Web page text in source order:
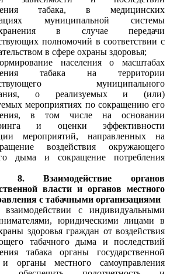
табака, в медицинских
муниципальной системы
в случае передачи
полномочий в соответствии с
в сфере охраны здоровья;
населения о масштабах
табака на территории
муниципального
о реализуемых и (или)
мероприятиях по сокращению его
в том числе на основании
и оценки эффективности
мероприятий, направленных на
воздействия окружающего
дыма и сокращение потребления
8. Взаимодействие органов
власти и органов местного
с табачными организациями
с индивидуальными
юридическими лицами в
здоровья граждан от воздействия
табачного дыма и последствий
табака органы государственной
органы местного самоуправления